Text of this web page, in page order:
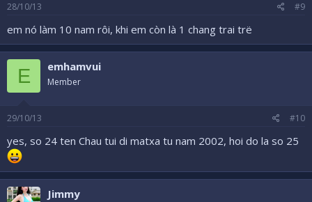
28/10/13 #9
em nó làm 10 nam rôi, khi em còn là 1 chang trai trë
E emhamvui
Member
29/10/13 #10
yes, so 24 ten Chau tui di matxa tu nam 2002, hoi do la so 25
Jimmy